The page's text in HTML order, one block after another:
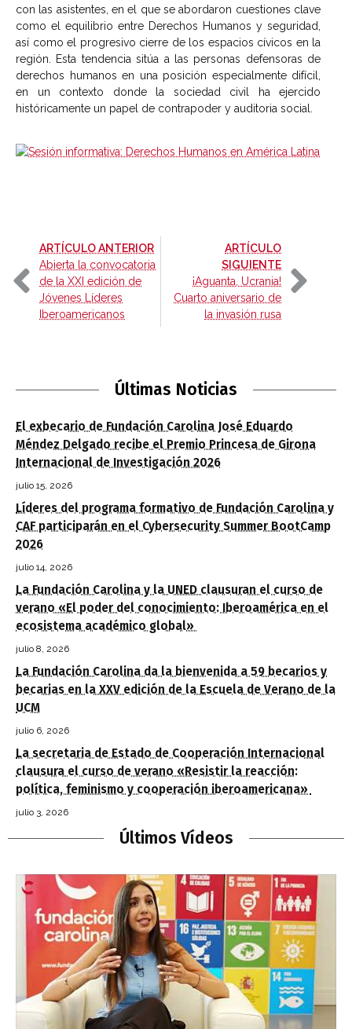
con las asistentes, en el que se abordaron cuestiones clave
como el equilibrio entre Derechos Humanos y seguridad,
así como el progresivo cierre de los espacios cívicos en la
región. Esta tendencia sitúa a las personas defensoras de
derechos humanos en una posición especialmente difícil,
en un contexto donde la sociedad civil ha ejercido
históricamente un papel de contrapoder y auditoria social.
ARTÍCULO ANTERIOR-
Abierta la convocatoria
de la XXI edición de
Jóvenes Líderes
Iberoamericanos
ARTÍCULO
SIGUIENTE-
¡Aguanta, Ucrania!
Cuarto aniversario de
la invasión rusa
Últimas Noticias
El exbecario de Fundación Carolina José Eduardo
Méndez Delgado recibe el Premio Princesa de Girona
Internacional de Investigación 2026
julio 15, 2026
Líderes del programa formativo de Fundación Carolina y
CAF participarán en el Cybersecurity Summer BootCamp
2026
julio 14, 2026
La Fundación Carolina y la UNED clausuran el curso de
verano «El poder del conocimiento: Iberoamérica en el
ecosistema académico global»
julio 8, 2026
La Fundación Carolina da la bienvenida a 59 becarios y
becarias en la XXV edición de la Escuela de Verano de la
UCM
julio 6, 2026
La secretaria de Estado de Cooperación Internacional
clausura el curso de verano «Resistir la reacción:
política, feminismo y cooperación iberoamericana»
julio 3, 2026
Últimos Vídeos